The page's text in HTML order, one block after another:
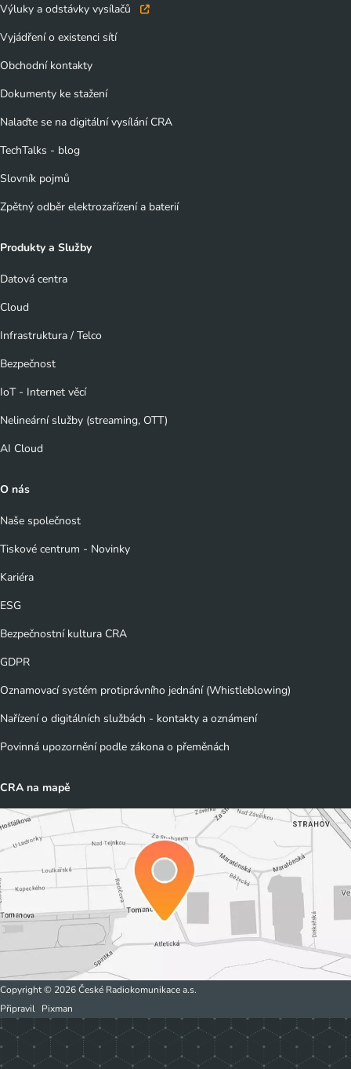
Výluky a odstávky vysílačů
Vyjádření o existenci sítí
Obchodní kontakty
Dokumenty ke stažení
Nalaďte se na digitální vysílání CRA
TechTalks - blog
Slovník pojmů
Zpětný odběr elektrozařízení a baterií
Produkty a Služby
Datová centra
Cloud
Infrastruktura / Telco
Bezpečnost
IoT - Internet věcí
Nelineární služby (streaming, OTT)
AI Cloud
O nás
Naše společnost
Tiskové centrum - Novinky
Kariéra
ESG
Bezpečnostní kultura CRA
GDPR
Oznamovací systém protiprávního jednání (Whistleblowing)
Nařízení o digitálních službách - kontakty a oznámení
Povinná upozornění podle zákona o přeměnách
CRA na mapě
Copyright © 2026 České Radiokomunikace a.s.
Připravil Pixman